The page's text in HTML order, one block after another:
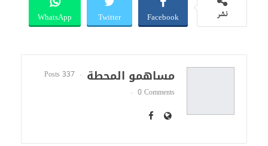
نشر Facebook
Twitter
WhatsApp
مساهمو المحطة
337 Posts
0 Comments